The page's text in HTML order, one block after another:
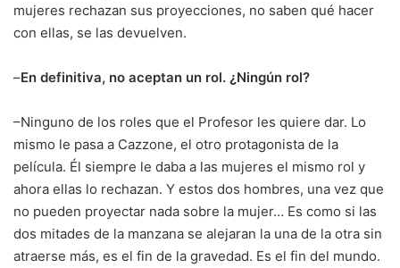
mujeres rechazan sus proyecciones, no saben qué hacer
con ellas, se las devuelven.
–En definitiva, no aceptan un rol. ¿Ningún rol?
–Ninguno de los roles que el Profesor les quiere dar. Lo
mismo le pasa a Cazzone, el otro protagonista de la
película. Él siempre le daba a las mujeres el mismo rol y
ahora ellas lo rechazan. Y estos dos hombres, una vez que
no pueden proyectar nada sobre la mujer… Es como si las
dos mitades de la manzana se alejaran la una de la otra sin
atraerse más, es el fin de la gravedad. Es el fin del mundo.